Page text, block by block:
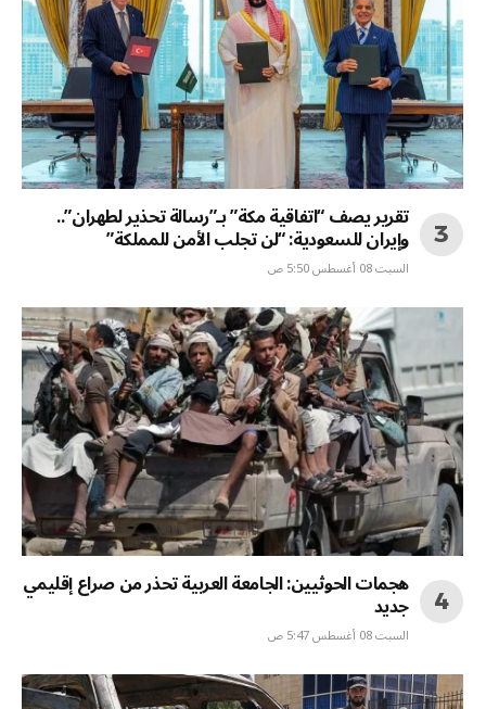
تقرير يصف “اتفاقية مكة” بـ”رسالة تحذير لطهران”..
وإيران للسعودية: “لن تجلب الأمن للمملكة”
السبت 08 أغسطس 5:50 ص
هجمات الحوثيين: الجامعة العربية تحذر من صراع إقليمي
جديد
السبت 08 أغسطس 5:47 ص